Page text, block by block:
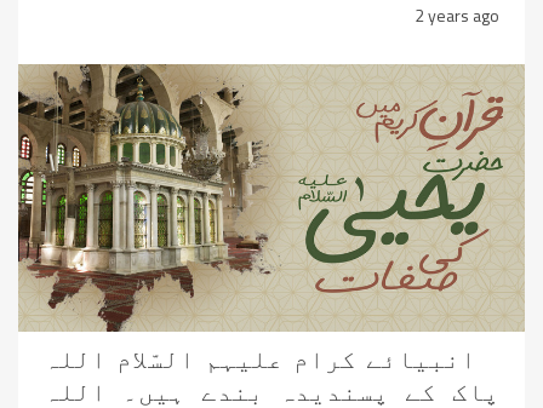
2 years ago
انبیائے کرام علیہم السّلام اللہ
پاک کے پسندیدہ بندے ہیں۔ اللہ